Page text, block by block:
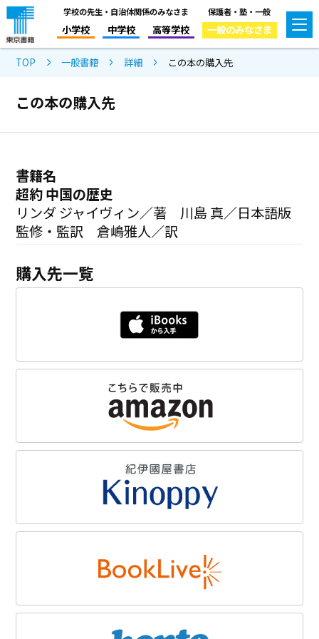
学校の先生・自治体関係のみなさま
小学校 中学校 高等学校
保護者・塾・一般
一般のみなさま
TOP 一般書籍 詳細 この本の購入先
この本の購入先
書籍名
超約 中国の歴史
リンダ ジャイヴィン／著 川島 真／日本語版
監修・監訳 倉嶋雅人／訳
購入先一覧